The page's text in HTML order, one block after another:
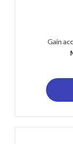
Gain